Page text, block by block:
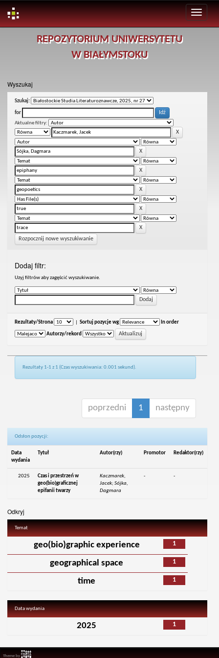
REPOZYTORIUM UNIWERSYTETU
W BIAŁYMSTOKU
Wyszukaj
Szukaj:
for
Aktualne filtry:
Rozpocznij nowe wyszukiwanie
Dodaj filtr:
Uzyj filtrów aby zagęścić wyszukiwanie.
Rezultaty/Strona Sortuj pozycje wg In order
Autorzy/rekord
Rezultaty 1-1 z 1 (Czas wyszukiwania: 0.001 sekund).
poprzedni 1 następny
Odsłon pozycji:
Data
wydania
Tytuł Autor(rzy) Promotor Redaktor(rzy)
2025
Czas i przestrzeń w
geo(bio)graficznej
epifanii twarzy
Kaczmarek,
Jacek; Sójka,
Dagmara
- -
Odkryj
Temat
1
geo(bio)graphic experience
1
geographical space
1
time
Data wydania
1
2025
Theme by